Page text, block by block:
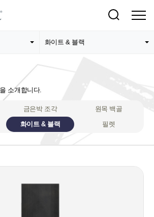
화이트 & 블랙
소개합니다.
금은박 조각
원목 백골
화이트 & 블랙 필렛